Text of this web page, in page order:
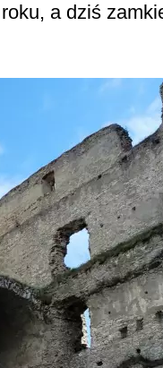
a dziś